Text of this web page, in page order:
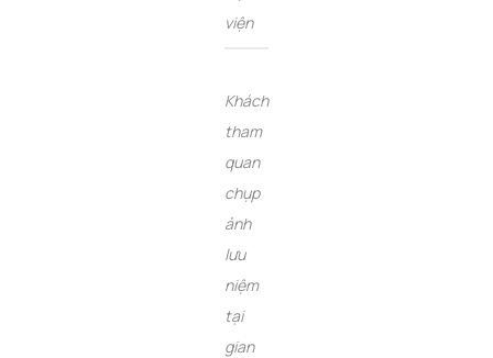
viện
Khách
tham
quan
chụp
ảnh
lưu
niệm
tại
gian